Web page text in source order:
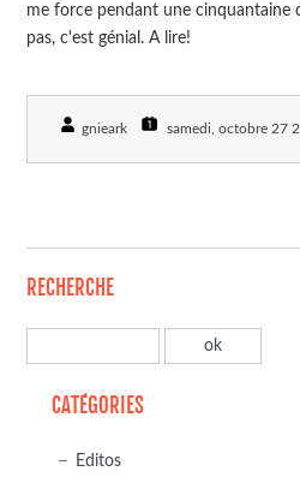
me force pendant une cinquantaine
pas, c'est génial. A lire!
gnieark samedi, octobre 27
RECHERCHE
CATÉGORIES
Editos